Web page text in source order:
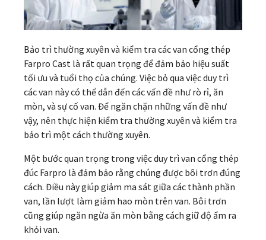
Bảo trì thường xuyên và kiểm tra các van cổng thép
Farpro Cast là rất quan trọng để đảm bảo hiệu suất
tối ưu và tuổi thọ của chúng. Việc bỏ qua việc duy trì
các van này có thể dẫn đến các vấn đề như rò rỉ, ăn
mòn, và sự cố van. Để ngăn chặn những vấn đề như
vậy, nên thực hiện kiểm tra thường xuyên và kiểm tra
bảo trì một cách thường xuyên.
Một bước quan trọng trong việc duy trì van cổng thép
đúc Farpro là đảm bảo rằng chúng được bôi trơn đúng
cách. Điều này giúp giảm ma sát giữa các thành phần
van, lần lượt làm giảm hao mòn trên van. Bôi trơn
cũng giúp ngăn ngừa ăn mòn bằng cách giữ độ ẩm ra
khỏi van.